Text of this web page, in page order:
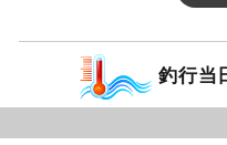
釣行当